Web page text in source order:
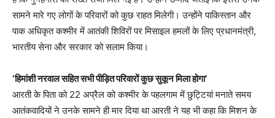
सामने मारे गए लोगों के परिवारों को कुछ राहत मिलेगी। उन्होंने पाकिस्तान और
पाक अधिकृत कश्मीर में आतंकी शिविरों पर मिसाइल हमलों के लिए प्रधानमंत्री,
भारतीय सेना और सरकार को सलाम किया।
‘हिमांशी नरवाल सहित सभी पीड़ित परिवारों कुछ सुकून मिला होगा’
आरती के पिता को 22 अप्रैल को कश्मीर के पहलगाम में छुट्टियां मनाते समय
आतंकवादियों ने उनके सामने ही मार दिया था आरती ने यह भी कहा कि मिशन के